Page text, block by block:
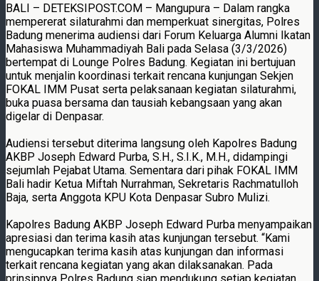
BALI – DETEKSIPOST.COM – Mangupura – Dalam rangka
mempererat silaturahmi dan memperkuat sinergitas, Polres
Badung menerima audiensi dari Forum Keluarga Alumni Ikatan
Mahasiswa Muhammadiyah Bali pada Selasa (3/3/2026)
bertempat di Lounge Polres Badung. Kegiatan ini bertujuan
untuk menjalin koordinasi terkait rencana kunjungan Sekjen
FOKAL IMM Pusat serta pelaksanaan kegiatan silaturahmi,
buka puasa bersama dan tausiah kebangsaan yang akan
digelar di Denpasar.
Audiensi tersebut diterima langsung oleh Kapolres Badung
AKBP Joseph Edward Purba, S.H., S.I.K., M.H., didampingi
sejumlah Pejabat Utama. Sementara dari pihak FOKAL IMM
Bali hadir Ketua Miftah Nurrahman, Sekretaris Rachmatulloh
Baja, serta Anggota KPU Kota Denpasar Subro Mulizi.
Kapolres Badung AKBP Joseph Edward Purba menyampaikan
apresiasi dan terima kasih atas kunjungan tersebut. “Kami
mengucapkan terima kasih atas kunjungan dan informasi
terkait rencana kegiatan yang akan dilaksanakan. Pada
prinsipnya Polres Badung siap mendukung setiap kegiatan